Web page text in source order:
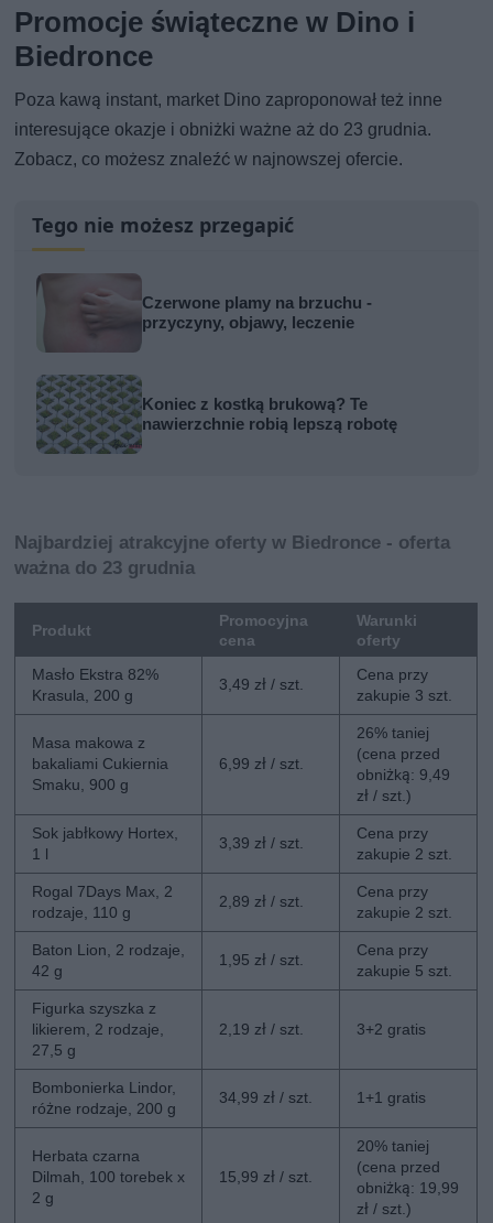
Promocje świąteczne w Dino i
Biedronce
Poza kawą instant, market Dino zaproponował też inne
interesujące okazje i obniżki ważne aż do 23 grudnia.
Zobacz, co możesz znaleźć w najnowszej ofercie.
Tego nie możesz przegapić
Czerwone plamy na brzuchu -
przyczyny, objawy, leczenie
Koniec z kostką brukową? Te
nawierzchnie robią lepszą robotę
Najbardziej atrakcyjne oferty w Biedronce - oferta
ważna do 23 grudnia
Produkt
Promocyjna
cena
Warunki
oferty
Masło Ekstra 82%
Krasula, 200 g
3,49 zł / szt.
Cena przy
zakupie 3 szt.
Masa makowa z
bakaliami Cukiernia
Smaku, 900 g
6,99 zł / szt.
26% taniej
(cena przed
obniżką: 9,49
zł / szt.)
Sok jabłkowy Hortex,
1 l
3,39 zł / szt.
Cena przy
zakupie 2 szt.
Rogal 7Days Max, 2
rodzaje, 110 g
2,89 zł / szt.
Cena przy
zakupie 2 szt.
Baton Lion, 2 rodzaje,
42 g
1,95 zł / szt.
Cena przy
zakupie 5 szt.
Figurka szyszka z
likierem, 2 rodzaje,
27,5 g
2,19 zł / szt. 3+2 gratis
Bombonierka Lindor,
różne rodzaje, 200 g
34,99 zł / szt. 1+1 gratis
Herbata czarna
Dilmah, 100 torebek x
2 g
15,99 zł / szt.
20% taniej
(cena przed
obniżką: 19,99
zł / szt.)